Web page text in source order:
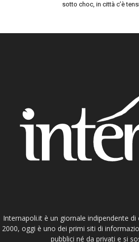
sotto choc, in città c’è
Internapoli.it è un giornale indipendente
2000, oggi è uno dei primi siti di
pubblici né da privati e si